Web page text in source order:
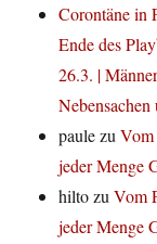
Corontäne in
Ende des
26.3. |
paulezuVom
jeder Menge
hiltozuVom
jeder Menge